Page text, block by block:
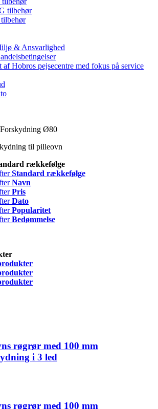
tilbehør
& Ansvarlighed
af Hobros pejsecentre med fokus på service
Forskydning Ø80
til pilleovn
rækkefølge
Standard rækkefølge
Navn
Pris
Dato
Popularitet
Bedømmelse
røgrør med 100 mm
i 3 led
røgrør med 100 mm